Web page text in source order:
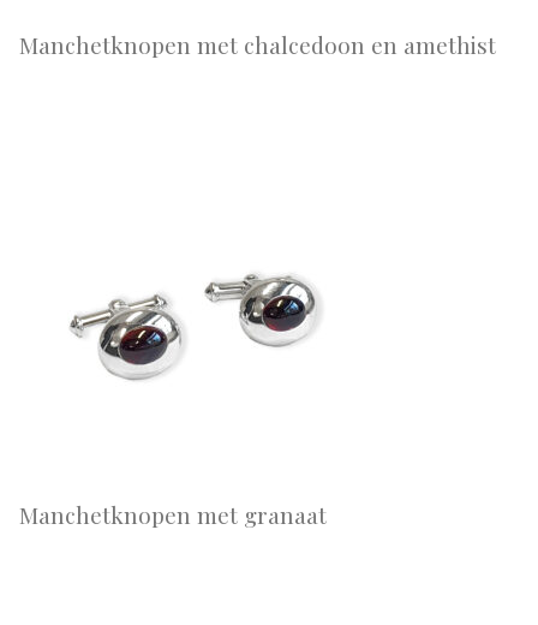
Manchetknopen met chalcedoon en amethist
Manchetknopen met granaat